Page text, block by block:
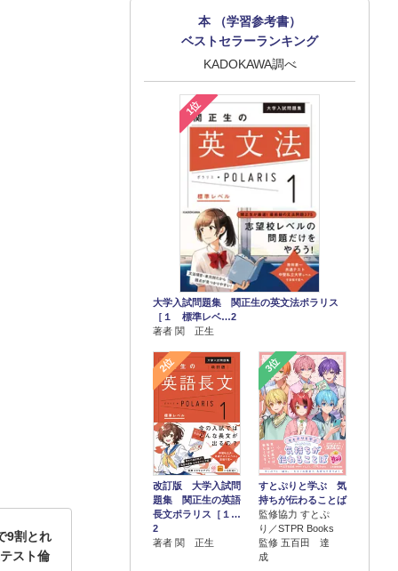
9割とれ
スト倫
本 （学習参考書）
ベストセラーランキング
KADOKAWA調べ
1位
大学入試問題集 関正生の英文法ポラリス
［１ 標準レベ…2
著者 関 正生
2位
改訂版 大学入試問
題集 関正生の英語
長文ポラリス［１…
2
著者 関 正生
3位
すとぷりと学ぶ 気
持ちが伝わることば
監修協力 すとぷ
り／STPR Books
監修 五百田 達
成